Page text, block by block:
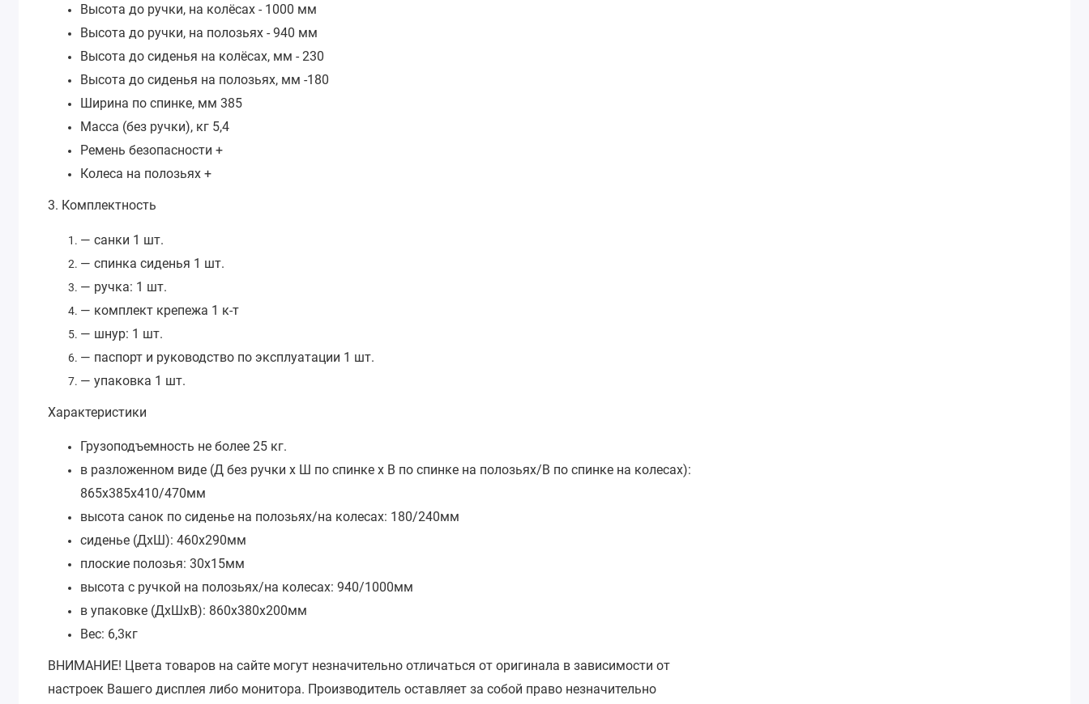
Высота до ручки, на колёсах - 1000 мм
Высота до ручки, на полозьях - 940 мм
Высота до сиденья на колёсах, мм - 230
Высота до сиденья на полозьях, мм -180
Ширина по спинке, мм 385
Масса (без ручки), кг 5,4
Ремень безопасности +
Колеса на полозьях +
3. Комплектность
— санки 1 шт.
— спинка сиденья 1 шт.
— ручка: 1 шт.
— комплект крепежа 1 к-т
— шнур: 1 шт.
— паспорт и руководство по эксплуатации 1 шт.
— упаковка 1 шт.
Характеристики
Грузоподъемность не более 25 кг.
в разложенном виде (Д без ручки х Ш по спинке х В по спинке на полозьях/В по спинке на колесах):
865х385х410/470мм
высота санок по сиденье на полозьях/на колесах: 180/240мм
сиденье (ДхШ): 460х290мм
плоские полозья: 30х15мм
высота с ручкой на полозьях/на колесах: 940/1000мм
в упаковке (ДхШхВ): 860х380х200мм
Вес: 6,3кг
ВНИМАНИЕ! Цвета товаров на сайте могут незначительно отличаться от оригинала в зависимости от
настроек Вашего дисплея либо монитора. Производитель оставляет за собой право незначительно